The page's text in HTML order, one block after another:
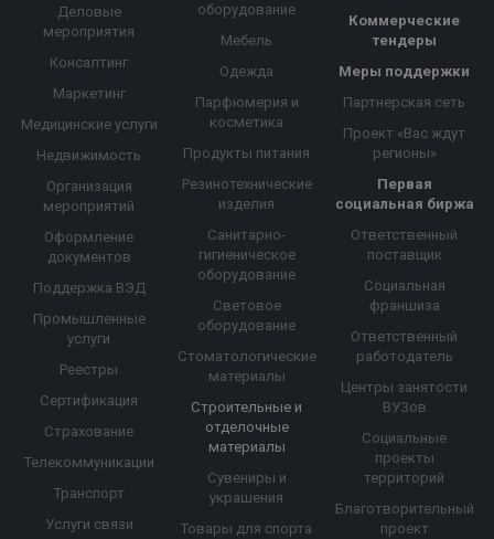
Деловые
мероприятия
Консалтинг
Маркетинг
Медицинские услуги
Недвижимость
Организация
мероприятий
Оформление
документов
Поддержка ВЭД
Промышленные
услуги
Реестры
Сертификация
Страхование
Телекоммуникации
Транспорт
Услуги связи
оборудование
Мебель
Одежда
Парфюмерия и
косметика
Продукты питания
Резинотехнические
изделия
Санитарно-
гигиеническое
оборудование
Световое
оборудование
Стоматологические
материалы
Строительные и
отделочные
материалы
Сувениры и
украшения
Товары для спорта
Коммерческие
тендеры
Меры поддержки
Партнерская сеть
Проект «Вас ждут
регионы»
Первая
социальная биржа
Ответственный
поставщик
Социальная
франшиза
Ответственный
работодатель
Центры занятости
ВУЗов
Социальные
проекты
территорий
Благотворительный
проект